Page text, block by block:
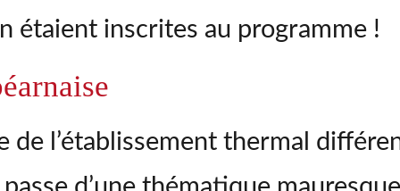
étaient inscrites au programme !
de l’établissement thermal